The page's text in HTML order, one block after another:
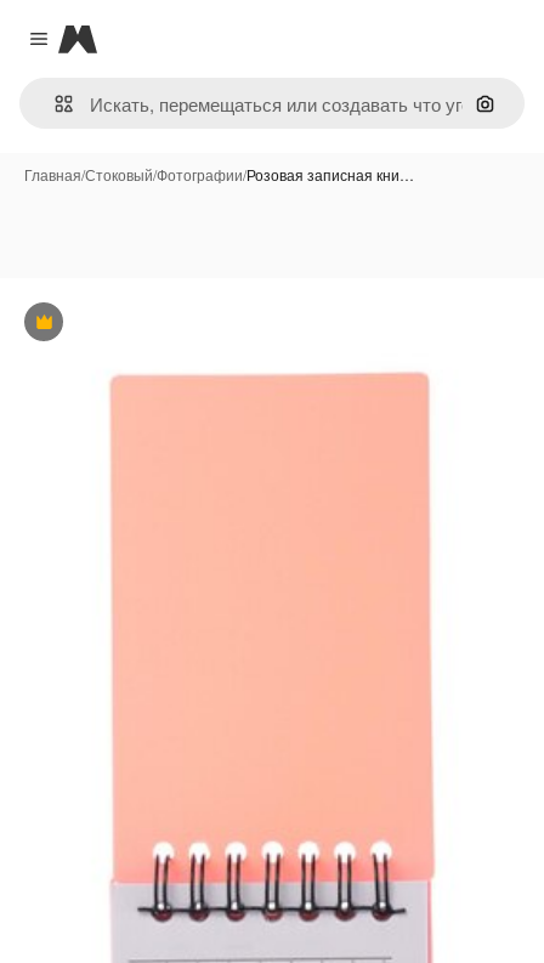
Close menu
Magnific
Поиск
Главная/Стоковый/Фотографии/Розовая записная кни…
Премиум